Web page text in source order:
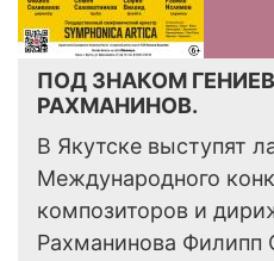
ПОД ЗНАКОМ
РАХМАНИНОВ.
В Якутске выступят
Международного
композиторов и
Рахманинова Филипп